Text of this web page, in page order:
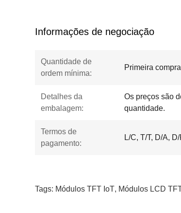
Informações de negociação
Quantidade de
ordem mínima:
Primeira
Detalhes da
embalagem:
Os preços são
quantidade.
Termos de
pagamento:
L/C, T/T, D/A,
Tags: Módulos TFT IoT, Módulos LCD